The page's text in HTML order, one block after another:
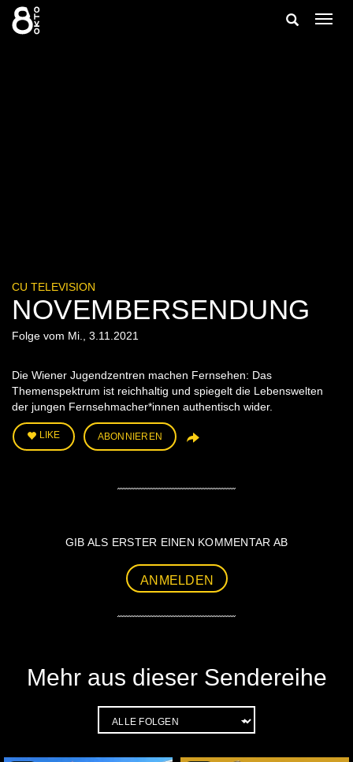
Zum
Inhalt
springen
Suche
CU TELEVISION
NOVEMBERSENDUNG
Folge vom Mi., 3.11.2021
Die Wiener Jugendzentren machen Fernsehen: Das
Themenspektrum ist reichhaltig und spiegelt die Lebenswelten
der jungen Fernsehmacher*innen authentisch wider.
LIKE ABONNIEREN
GIB ALS ERSTER EINEN KOMMENTAR AB
ANMELDEN
Mehr aus dieser Sendereihe